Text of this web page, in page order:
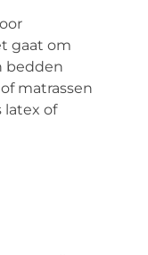
gaat om
bedden
matrassen
latex of